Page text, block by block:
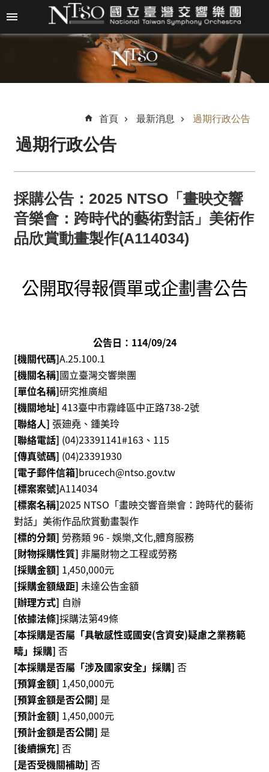
跳到主要內容區塊
尋
關
N
S
O
最
演
奏
廳
園
區
推
廣
活
動
出
版
便
民
服
務
線
上
音
樂
廳
首頁 最新消息 過期行政公告
過期行政公告
採購公告：2025 NTSO「畫映交響
音樂會：跨時代的藝術對話」美術作
品欣賞動畫製作(A114034)
公開取得報價單或企劃書公告
公告日：114/09/24
[機關代碼]A.25.100.1
[機關名稱]國立臺灣交響樂團
[單位名稱]研究推廣組
[機關地址] 413臺中市霧峰區中正路738-2號
[聯絡人] 張廸堯、鍾美玲
[聯絡電話] (04)23391141#163、115
[傳真號碼] (04)23391930
[電子郵件信箱]brucech@ntso.gov.tw
[標案案號]A114034
[標案名稱]2025 NTSO「畫映交響音樂會：跨時代的藝術
對話」美術作品欣賞動畫製作
[標的分類] 勞務類 96 - 娛樂,文化,體育服務
[財物採購性質] 非屬財物之工程或勞務
[採購金額] 1,450,000元
[採購金額級距] 未達公告金額
[辦理方式] 自辦
[依據法條]採購法第49條
[本採購是否屬「具敏感性或國安(含資安)疑慮之業務範
疇」採購] 否
[本採購是否屬「涉及國家安全」採購] 否
[預算金額] 1,450,000元
[預算金額是否公開] 是
[預計金額] 1,450,000元
[預計金額是否公開] 是
[後續擴充] 否
[是否受機關補助] 否